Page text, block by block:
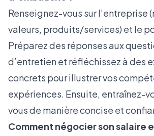
Renseignez-vous sur l’entreprise
valeurs, produits/services) et le
Préparez des réponses aux
d’entretien et réfléchissez à des
concrets pour illustrer vos
expériences. Ensuite, entraînez-
vous de manière concise et
Comment négocier son salaire